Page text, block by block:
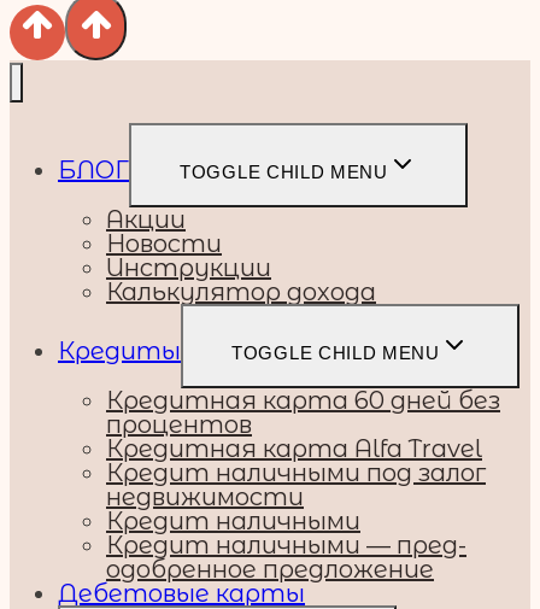
БЛОГ TOGGLE CHILD MENU
Акции
Новости
Инструкции
Калькулятор дохода
Кредиты TOGGLE CHILD MENU
Кредитная карта 60 дней без
процентов
Кредитная карта Alfa Travel
Кредит наличными под залог
недвижимости
Кредит наличными
Кредит наличными — пред-
одобренное предложение
Дебетовые карты